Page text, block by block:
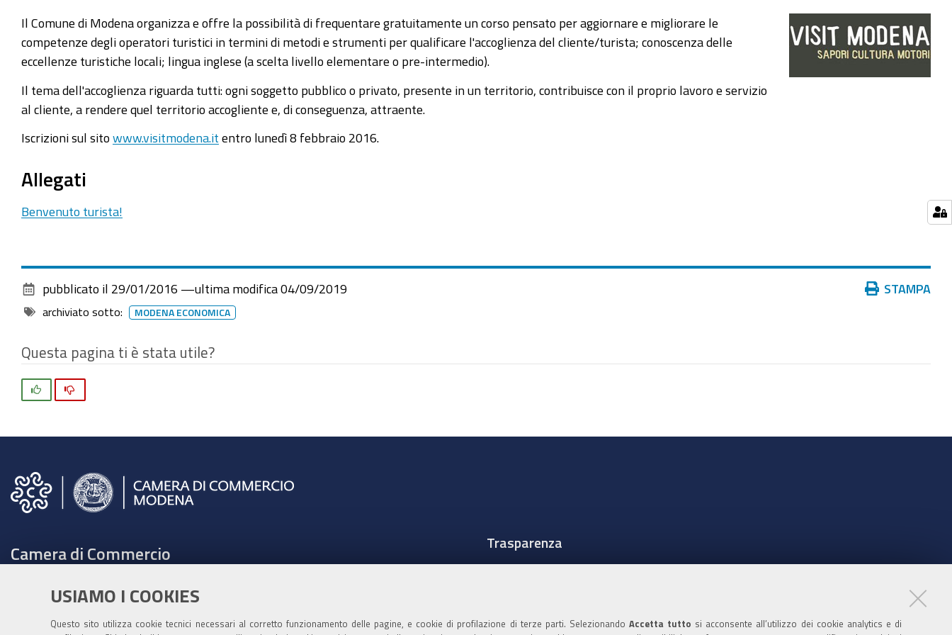
USIAMO I COOKIES
Questo sito utilizza cookie tecnici necessari al corretto funzionamento delle pagine, e cookie di profilazione di terze parti. SelezionandoAccetta tutto si acconsente all’utilizzo dei cookie analytics e di
Il Comune di Modena organizza e offre la possibilità di frequentare gratuitamente un corso pensato per aggiornare e migliorare le
competenze degli operatori turistici in termini di metodi e strumenti per qualificare l'accoglienza del cliente/turista; conoscenza delle
eccellenze turistiche locali; lingua inglese (a scelta livello elementare o pre-intermedio).
Il tema dell'accoglienza riguarda tutti: ogni soggetto pubblico o privato, presente in un territorio, contribuisce con il proprio lavoro e servizio
al cliente, a rendere quel territorio accogliente e, di conseguenza, attraente.
Iscrizioni sul sito www.visitmodena.it entro lunedì 8 febbraio 2016.
Allegati
Benvenuto turista!
Azioni STAMPA
pubblicato il 29/01/2016 —ultima modifica 04/09/2019
archiviato sotto: MODENA ECONOMICA
Questa pagina ti è stata utile?
Camera di Commercio
Tel. 059208111 -URP
Contabilità speciale Banca d'Italia:
Trasparenza
Pubblicità Legale